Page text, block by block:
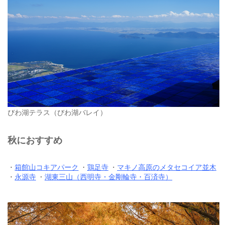
びわ湖テラス（びわ湖バレイ）
秋におすすめ
・ 箱館山コキアパーク ・ 鶏足寺 ・ マキノ高原のメタセコイア並木
・ 永源寺 ・ 湖東三山（西明寺・金剛輪寺・百済寺）